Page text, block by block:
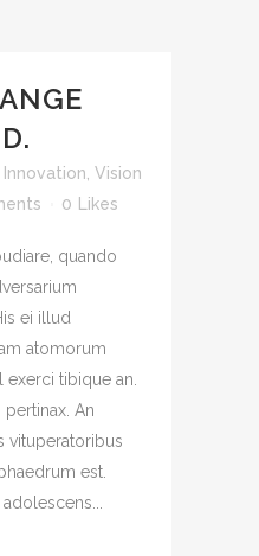
Innovation Vision
0 Likes
quando
ei illud
atomorum
exerci tibique an.
An
vituperatoribus
est.